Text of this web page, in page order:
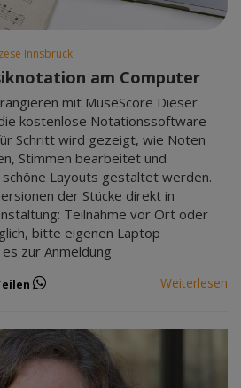
Innsbruck
am Computer
mit MuseScore Dieser
kostenlose Notationssoftware
Schritt wird gezeigt, wie Noten
Stimmen bearbeitet und
Layouts gestaltet werden.
der Stücke direkt in
Teilnahme vor Ort oder
bitte eigenen Laptop
zur Anmeldung
Weiterlesen